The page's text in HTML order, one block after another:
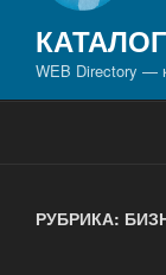
WEB Directory —
РУБРИКА: